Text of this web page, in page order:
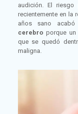
audición. El
recientemente en la
años sano
cerebroporque un
que se quedó
maligna.